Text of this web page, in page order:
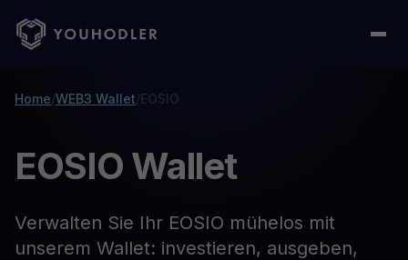
Home/WEB3 Wallet/EOSIO
EOSIO Wallet
Verwalten Sie Ihr EOSIO mühelos mit
unserem Wallet: investieren, ausgeben,